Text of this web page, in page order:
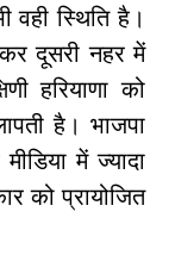
स्थिति है।
दूसरी नहर में
हरियाणा को
है। भाजपा
में ज्यादा
को प्रायोजित